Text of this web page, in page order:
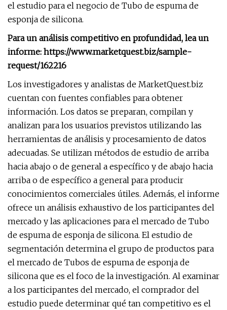
el estudio para el negocio de Tubo de espuma de
esponja de silicona.
Para un análisis competitivo en profundidad, lea un
informe: https://www.marketquest.biz/sample-
request/162216
Los investigadores y analistas de MarketQuest.biz
cuentan con fuentes confiables para obtener
información. Los datos se preparan, compilan y
analizan para los usuarios previstos utilizando las
herramientas de análisis y procesamiento de datos
adecuadas. Se utilizan métodos de estudio de arriba
hacia abajo o de general a específico y de abajo hacia
arriba o de específico a general para producir
conocimientos comerciales útiles. Además, el informe
ofrece un análisis exhaustivo de los participantes del
mercado y las aplicaciones para el mercado de Tubo
de espuma de esponja de silicona. El estudio de
segmentación determina el grupo de productos para
el mercado de Tubos de espuma de esponja de
silicona que es el foco de la investigación. Al examinar
a los participantes del mercado, el comprador del
estudio puede determinar qué tan competitivo es el